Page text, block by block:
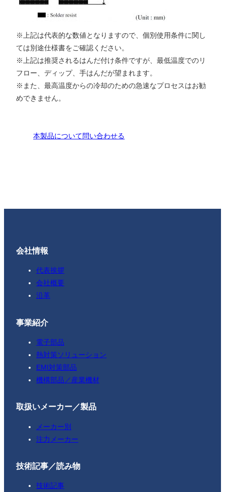
※上記は代表的な数値となりますので、個別使用条件に関し
ては別途仕様書をご確認ください。
※上記は推奨されるはんだ付け条件ですが、最低温度でのリ
フロー、ディップ、手はんだが望まれます。
※また、最高温度からの冷却のための急速なプロセスはお勧
めできません。
本製品について問い合わせる
会社情報
代表挨拶
会社概要
沿革
事業紹介
電子部品
熱対策ソリューション
EMI対策部品
機構部品／産業機材
取扱いメーカー／製品
メーカー別
注力メーカー
技術記事／読み物
技術記事